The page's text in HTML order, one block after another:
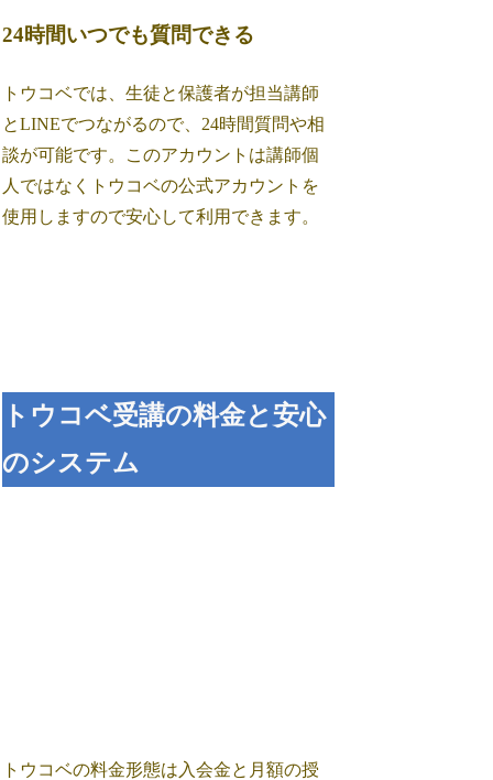
24時間いつでも質問できる
トウコベでは、生徒と保護者が担当講師
とLINEでつながるので、24時間質問や相
談が可能です。このアカウントは講師個
人ではなくトウコベの公式アカウントを
使用しますので安心して利用できます。
トウコベ受講の料金と安心
のシステム
トウコベの料金形態は入会金と月額の授